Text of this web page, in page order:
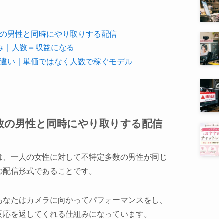
男性と同時にやり取りする配信
人数＝収益になる
い｜単価ではなく人数で稼ぐモデル
男性と同時にやり取りする配信
一人の女性に対して不特定多数の男性が同じ
信形式であることです。
たはカメラに向かってパフォーマンスをし、
を返してくれる仕組みになっています。